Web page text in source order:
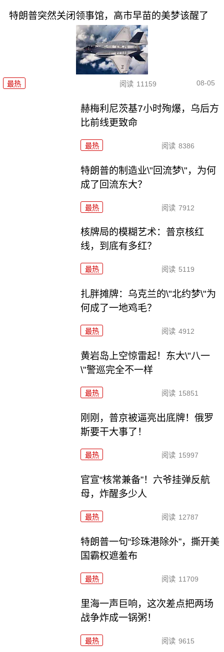
特朗普突然关闭领事馆，高市早苗的美梦该醒了
最热 阅读 11159 08-05
赫梅利尼茨基7小时殉爆，乌后方
比前线更致命
最热 阅读 8386
特朗普的制造业\"回流梦\"，为何
成了回流东大？
最热 阅读 7912
核牌局的模糊艺术：普京核红
线，到底有多红？
最热 阅读 5119
扎胖摊牌：乌克兰的\"北约梦\"为
何成了一地鸡毛？
最热 阅读 4912
黄岩岛上空惊雷起！东大\"八一
\"警巡完全不一样
最热 阅读 15851
刚刚，普京被逼亮出底牌！俄罗
斯要干大事了！
最热 阅读 15997
官宣“核常兼备”！六爷挂弹反航
母，炸醒多少人
最热 阅读 12787
特朗普一句“珍珠港除外”，撕开美
国霸权遮羞布
最热 阅读 11709
里海一声巨响，这次差点把两场
战争炸成一锅粥！
最热 阅读 9615